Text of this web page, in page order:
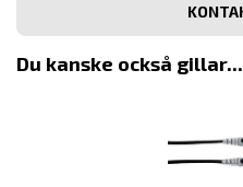
post
Du kanske också gillar...